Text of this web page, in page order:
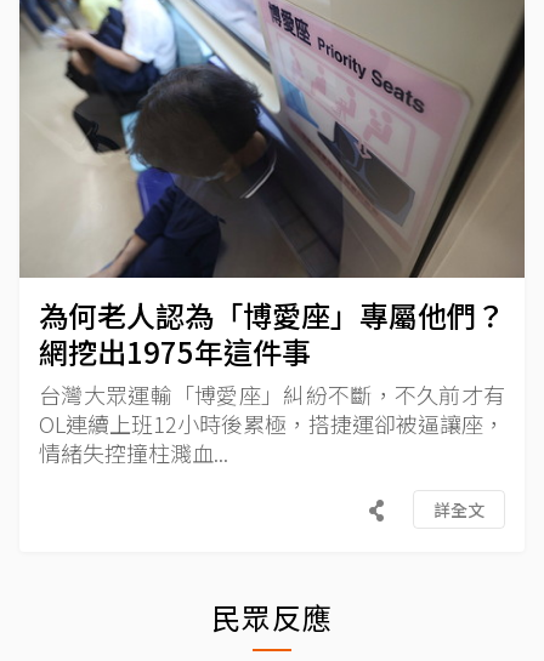
為何老人認為「博愛座」專屬他們？
網挖出1975年這件事
台灣大眾運輸「博愛座」糾紛不斷，不久前才有
OL連續上班12小時後累極，搭捷運卻被逼讓座，
情緒失控撞柱濺血...
詳全文
民眾反應